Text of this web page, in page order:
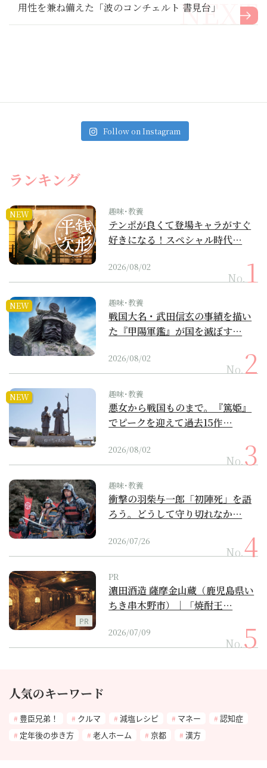
用性を兼ね備えた「波のコンチェルト 書見台」
Follow on Instagram
ランキング
NEW 趣味･教養
テンポが良くて登場キャラがすぐ
好きになる！スペシャル時代…
2026/08/02
No.
NEW 趣味･教養
戦国大名・武田信玄の事績を描い
た『甲陽軍鑑』が国を滅ぼす…
2026/08/02
No.
NEW 趣味･教養
悪女から戦国ものまで。『篤姫』
でピークを迎えて過去15作…
2026/08/02
No.
趣味･教養
衝撃の羽柴与一郎「初陣死」を語
ろう。どうして守り切れなか…
2026/07/26
No.
PR
PR
濵田酒造 薩摩金山蔵（鹿児島県い
ちき串木野市）｜「焼酎王…
2026/07/09
No.
人気のキーワード
豊臣兄弟！ クルマ 減塩レシピ マネー
認知症
定年後の歩き方
老人ホーム 京都 漢方